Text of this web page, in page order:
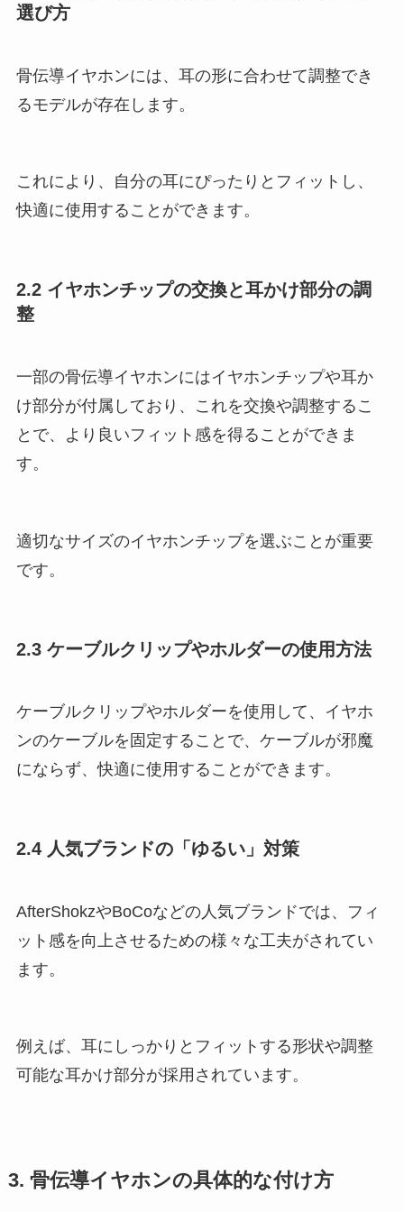
選び方
骨伝導イヤホンには、耳の形に合わせて調整でき
るモデルが存在します。
これにより、自分の耳にぴったりとフィットし、
快適に使用することができます。
2.2 イヤホンチップの交換と耳かけ部分の調
整
一部の骨伝導イヤホンにはイヤホンチップや耳か
け部分が付属しており、これを交換や調整するこ
とで、より良いフィット感を得ることができま
す。
適切なサイズのイヤホンチップを選ぶことが重要
です。
2.3 ケーブルクリップやホルダーの使用方法
ケーブルクリップやホルダーを使用して、イヤホ
ンのケーブルを固定することで、ケーブルが邪魔
にならず、快適に使用することができます​。
2.4 人気ブランドの「ゆるい」対策
AfterShokzやBoCoなどの人気ブランドでは、フィ
ット感を向上させるための様々な工夫がされてい
ます。
例えば、耳にしっかりとフィットする形状や調整
可能な耳かけ部分が採用されています​。
3. 骨伝導イヤホンの具体的な付け方